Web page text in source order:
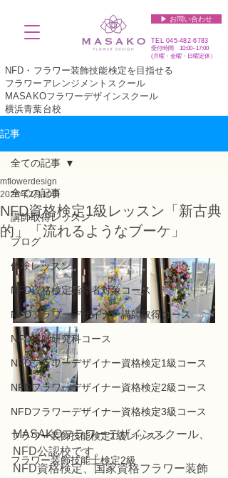
▶︎ お問い合わせ
TEL045-482-6783
受付時間 10:00~17:00​​​
(​月曜・金曜・日曜定休）
NFD・フラワー装飾技能検定を目指せる
フラワーアレンジメントスクール
MASAKOフラワーデザインスクール
横浜青葉台校
記事
全ての記事
講師取得レッスン
ブログ
体験レッスン
NFD資格検定指導者対象コース
NFDフラワーデザイナー講師取得コース
NFD講師研究科コース
NFDフラワーデザイナー資格検定1級コース
NFDフラワーデザイナー資格検定2級コース
NFDフラワーデザイナー資格検定3級コース
フラワー装飾技能検定1級レッスン
フラワー装飾技能士検定2級
全ての記事
NFD資格検定1級レッスン「新古典
的」「流れるようなブーケ」
mflowerdesign
2025年2月10日
MASAKOフラワーデザインスクール、
NFD公認校です。
NFD資格検定、国家資格フラワー装飾